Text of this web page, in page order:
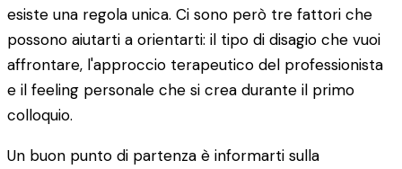
esiste una regola unica. Ci sono però tre fattori che
possono aiutarti a orientarti: il tipo di disagio che vuoi
affrontare, l'approccio terapeutico del professionista
e il feeling personale che si crea durante il primo
colloquio.
Un buon punto di partenza è informarti sulla